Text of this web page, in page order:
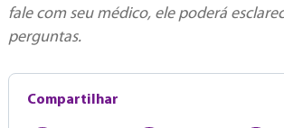
fale com seu médico, ele poderá
perguntas.
Compartilhar